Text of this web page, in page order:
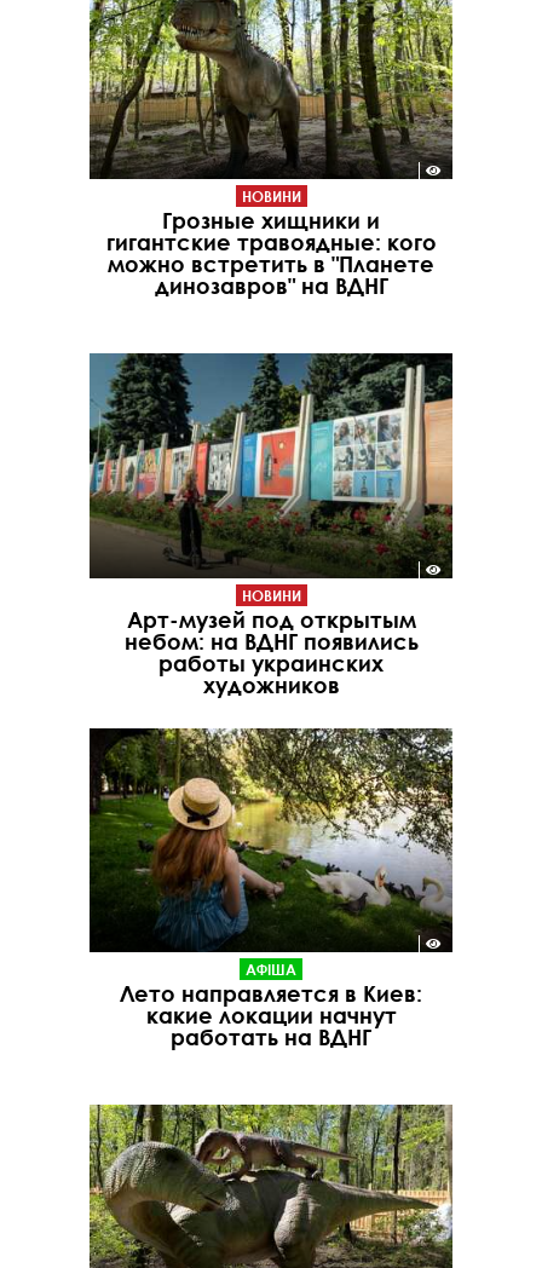
НОВИНИ
Грозные хищники и
гигантские травоядные: кого
можно встретить в "Планете
динозавров" на ВДНГ
НОВИНИ
Арт-музей под открытым
небом: на ВДНГ появились
работы украинских
художников
АФІША
Лето направляется в Киев:
какие локации начнут
работать на ВДНГ